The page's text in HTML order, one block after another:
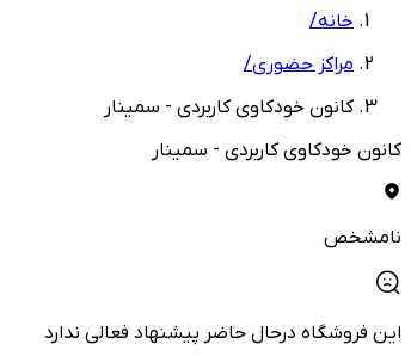
خانه/
مراکز حضوری/
کانون خودکاوی کاربردی - سمینار
کانون خودکاوی کاربردی - سمینار
نامشخص
این فروشگاه درحال حاضر پیشنهاد فعالی ندارد